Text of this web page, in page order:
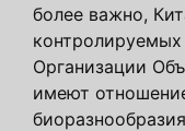
более важно,
Организации
имеют